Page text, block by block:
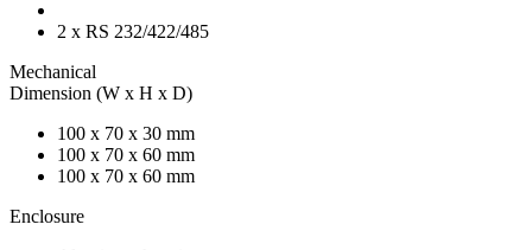
2 x RS 232/422/485
Mechanical
Dimension (W x H x D)
100 x 70 x 30 mm
100 x 70 x 60 mm
100 x 70 x 60 mm
Enclosure